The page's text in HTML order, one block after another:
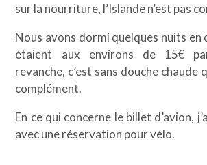
sur la nourriture, l’Islande n’est pas
Nous avons dormi quelques nuits en
étaient aux environs de 15€
revanche, c’est sans douche chaude
complément.
En ce qui concerne le billet d’avion,
avec une réservation pour vélo.